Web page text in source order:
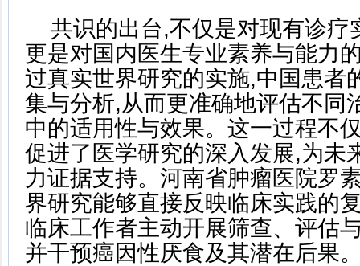
共识的出台,不仅是对现有诊疗
更是对国内医生专业素养与能力
过真实世界研究的实施,中国患者
集与分析,从而更准确地评估不同
中的适用性与效果。这一过程不
促进了医学研究的深入发展,为未
力证据支持。河南省肿瘤医院罗
界研究能够直接反映临床实践的
临床工作者主动开展筛查、评估
并干预癌因性厌食及其潜在后果